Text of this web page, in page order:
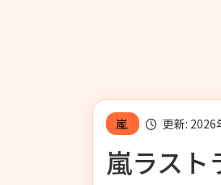
嵐 更新: 2026
嵐ラスト